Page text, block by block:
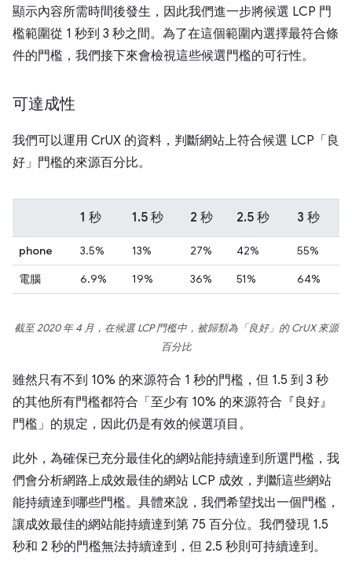
顯示內容所需時間後發生，因此我們進一步將候選 LCP 門
檻範圍從 1 秒到 3 秒之間。為了在這個範圍內選擇最符合條
件的門檻，我們接下來會檢視這些候選門檻的可行性。
可達成性
我們可以運用 CrUX 的資料，判斷網站上符合候選 LCP「良
好」門檻的來源百分比。
1 秒 1.5 秒 2 秒 2.5 秒 3 秒
phone 3.5% 13% 27% 42%
55%
電腦
6.9% 19% 36% 51% 64%
截至 2020 年 4 月，在候選 LCP 門檻中，被歸類為「良好」的 CrUX 來源
百分比
雖然只有不到 10% 的來源符合 1 秒的門檻，但 1.5 到 3 秒
的其他所有門檻都符合「至少有 10% 的來源符合『良好』
門檻」的規定，因此仍是有效的候選項目。
此外，為確保已充分最佳化的網站能持續達到所選門檻，我
們會分析網路上成效最佳的網站 LCP 成效，判斷這些網站
能持續達到哪些門檻。具體來說，我們希望找出一個門檻，
讓成效最佳的網站能持續達到第 75 百分位。我們發現 1.5
秒和 2 秒的門檻無法持續達到，但 2.5 秒則可持續達到。